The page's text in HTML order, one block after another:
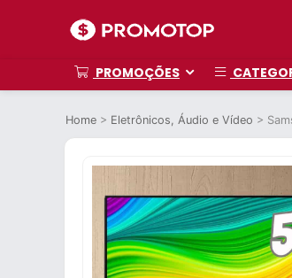
PROMOÇÕES
Home > Eletrônicos, Áudio e Vídeo >